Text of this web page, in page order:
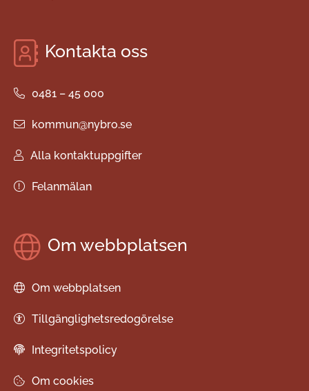
Kontakta oss
0481 – 45 000
kommun@nybro.se
Alla kontaktuppgifter
Felanmälan
Om webbplatsen
Om webbplatsen
Tillgänglighetsredogörelse
Integritetspolicy
Om cookies